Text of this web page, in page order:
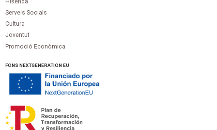
Hisenda
Serveis Socials
Cultura
Joventut
Promoció Econòmica
FONS NEXTGENERATION EU